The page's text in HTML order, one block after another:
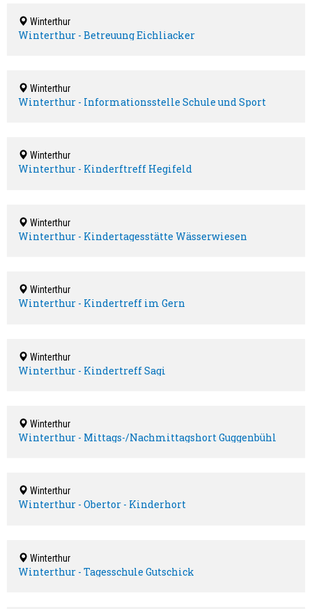
Winterthur
Winterthur - Betreuung Eichliacker
Winterthur
Winterthur - Informationsstelle Schule und Sport
Winterthur
Winterthur - Kinderftreff Hegifeld
Winterthur
Winterthur - Kindertagesstätte Wässerwiesen
Winterthur
Winterthur - Kindertreff im Gern
Winterthur
Winterthur - Kindertreff Sagi
Winterthur
Winterthur - Mittags-/Nachmittagshort Guggenbühl
Winterthur
Winterthur - Obertor - Kinderhort
Winterthur
Winterthur - Tagesschule Gutschick